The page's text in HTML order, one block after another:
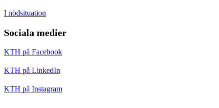
I nödsituation
Sociala medier
KTH på Facebook
KTH på LinkedIn
KTH på Instagram